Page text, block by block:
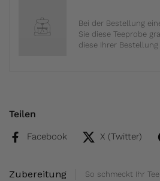
Bei der Bestellung
Sie diese Teeprobe
diese Ihrer Bestellung
Teilen
Facebook X (Twitter)
Zubereitung So schmeckt Ihr